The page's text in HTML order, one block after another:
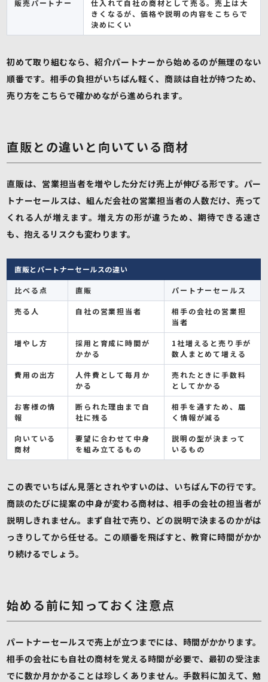
販売パートナー
仕入れて自社の商材として売る。売上は大
きくなるが、価格や説明の内容をこちらで
決めにくい
初めて取り組むなら、紹介パートナーから始めるのが無理のない
順番です。相手の負担がいちばん軽く、商談は自社が持つため、
売り方をこちらで確かめながら進められます。
直販との違いと向いている商材
直販は、営業担当者を増やした分だけ売上が伸びる形です。パー
トナーセールスは、組んだ会社の営業担当者の人数だけ、売って
くれる人が増えます。増え方の形が違うため、期待できる速さ
も、抱えるリスクも変わります。
直販とパートナーセールスの違い
比べる点 直販 パートナーセールス
売る人 自社の営業担当者
相手の会社の営業担
当者
増やし方
採用と育成に時間が
かかる
1社増えると売り手が
数人まとめて増える
費用の出方
人件費として毎月か
かる
売れたときに手数料
としてかかる
お客様の情
報
断られた理由まで自
社に残る
相手を通すため、届
く情報が減る
向いている
商材
要望に合わせて中身
を組み立てるもの
説明の型が決まって
いるもの
この表でいちばん見落とされやすいのは、いちばん下の行です。
商談のたびに提案の中身が変わる商材は、相手の会社の担当者が
説明しきれません。まず自社で売り、どの説明で決まるのかがは
っきりしてから任せる。この順番を飛ばすと、教育に時間がかか
り続けるでしょう。
始める前に知っておく注意点
パートナーセールスで売上が立つまでには、時間がかかります。
相手の会社にも自社の商材を覚える時間が必要で、最初の受注ま
でに数か月かかることは珍しくありません。手数料に加えて、勉